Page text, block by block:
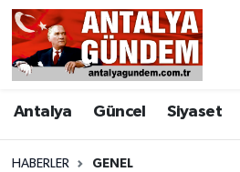
Antalya Güncel Siyaset
HABERLER GENEL
Antalya
Asayiş
Bilim & Teknoloji
Antalya Nöbetçi Eczaneler
Antalya Hava Durumu
Antalya Namaz Vakitleri